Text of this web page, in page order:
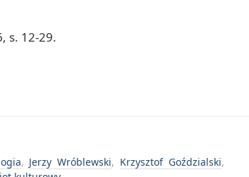
s. 12-29.
, Jerzy Wróblewski, Krzysztof Goździalski,